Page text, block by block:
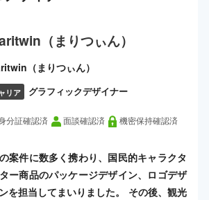
（まりつぃん）
（まりつぃん）
リア グラフィックデザイナー
分証確認済 面談確認済 機密保持確認済
案件に数多く携わり、国民的キャラクタ
ー商品のパッケージデザイン、ロゴデザ
を担当してまいりました。 その後、観光